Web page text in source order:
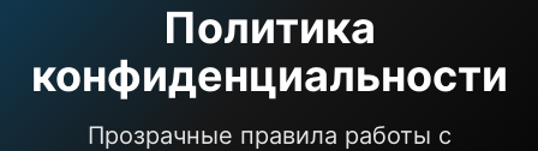
Политика
конфиденциальности
Прозрачные правила работы с